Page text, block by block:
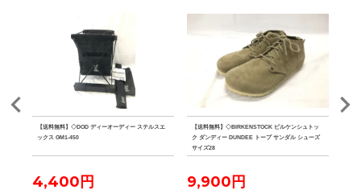
【送料無料】◇DOD ディーオーディー ステルスエ
ックス GM1-450
4,400円
【送料無料】◇BIRKENSTOCK ビルケンシュトッ
ク ダンディー DUNDEE トープ サンダル シューズ
サイズ28
9,900円